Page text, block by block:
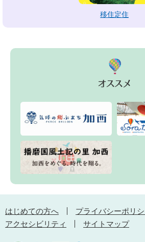
移住定住
はじめての方へ
プライバシーポリ
アクセシビリティ
サイトマップ